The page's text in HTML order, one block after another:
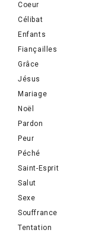
Coeur
Célibat
Enfants
Fiançailles
Grâce
Jésus
Mariage
Noël
Pardon
Peur
Péché
Saint-Esprit
Salut
Sexe
Souffrance
Tentation